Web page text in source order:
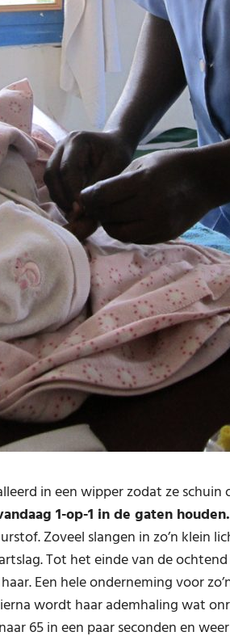
in een wipper zodat ze
1-op-1 in de gaten houden.
Zoveel slangen in zo’n klein
Tot het einde van de
Een hele onderneming voor
wordt haar ademhaling wat
65 in een paar seconden en